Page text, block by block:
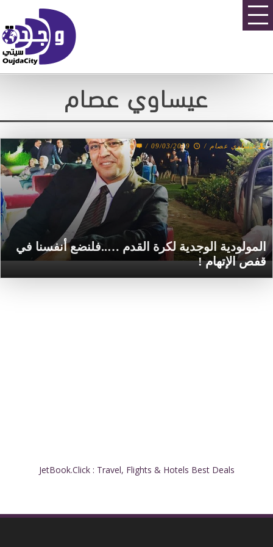
عيساوي عصام
المولودية الوجدية لكرة القدم …..فلنضع أنفسنا في
قفص الإتهام !
عيساوي عصام /
09/03/2019
/
0
JetBook.Click : Travel, Flights & Hotels Best Deals